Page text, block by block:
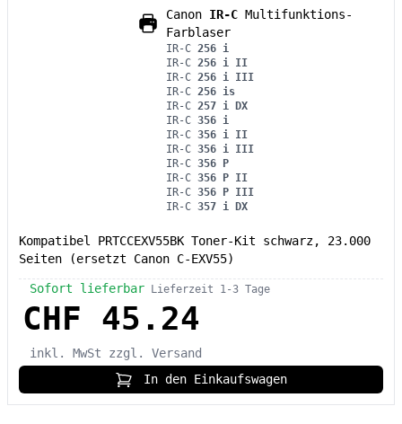
Canon IR-C Multifunktions-
Farblaser
IR-C 256 i
IR-C 256 i II
IR-C 256 i III
IR-C 256 is
IR-C 257 i DX
IR-C 356 i
IR-C 356 i II
IR-C 356 i III
IR-C 356 P
IR-C 356 P II
IR-C 356 P III
IR-C 357 i DX
Kompatibel PRTCCEXV55BK Toner-Kit schwarz, 23.000
Seiten (ersetzt Canon C-EXV55)
Sofort lieferbar Lieferzeit 1-3 Tage
CHF 45.24
inkl. MwSt
zzgl. Versand
In den Einkaufswagen